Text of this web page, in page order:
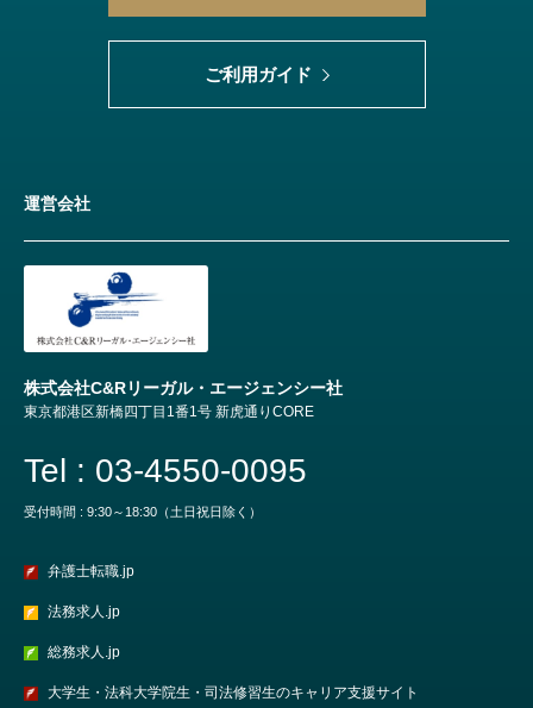
ご利用ガイド
弁護士転職.jp
法務求人.jp
総務求人.jp
大学生・法科大学院生・司法修習生のキャリア支援サイト
運営会社
株式会社C&Rリーガル・エージェンシー社
東京都港区新橋四丁目1番1号 新虎通りCORE
Tel : 03-4550-0095
受付時間 : 9:30～18:30（土日祝日除く）